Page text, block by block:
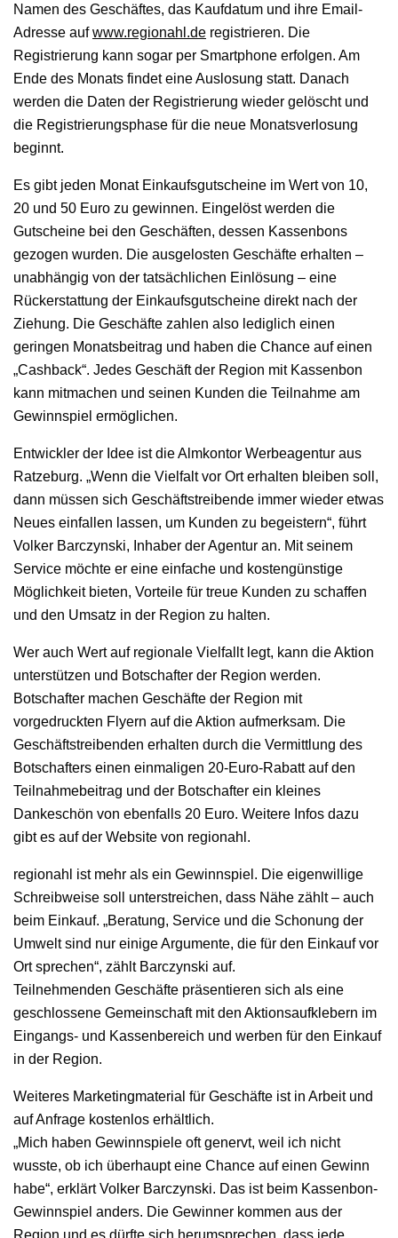
Namen des Geschäftes, das Kaufdatum und ihre Email-
Adresse aufwww.regionahl.de registrieren. Die
Registrierung kann sogar per Smartphone erfolgen. Am
Ende des Monats findet eine Auslosung statt. Danach
werden die Daten der Registrierung wieder gelöscht und
die Registrierungsphase für die neue Monatsverlosung
beginnt.
Es gibt jeden Monat Einkaufsgutscheine im Wert von 10,
20 und 50 Euro zu gewinnen. Eingelöst werden die
Gutscheine bei den Geschäften, dessen Kassenbons
gezogen wurden. Die ausgelosten Geschäfte erhalten –
unabhängig von der tatsächlichen Einlösung – eine
Rückerstattung der Einkaufsgutscheine direkt nach der
Ziehung. Die Geschäfte zahlen also lediglich einen
geringen Monatsbeitrag und haben die Chance auf einen
„Cashback“. Jedes Geschäft der Region mit Kassenbon
kann mitmachen und seinen Kunden die Teilnahme am
Gewinnspiel ermöglichen.
Entwickler der Idee ist die Almkontor Werbeagentur aus
Ratzeburg. „Wenn die Vielfalt vor Ort erhalten bleiben soll,
dann müssen sich Geschäftstreibende immer wieder etwas
Neues einfallen lassen, um Kunden zu begeistern“, führt
Volker Barczynski, Inhaber der Agentur an. Mit seinem
Service möchte er eine einfache und kostengünstige
Möglichkeit bieten, Vorteile für treue Kunden zu schaffen
und den Umsatz in der Region zu halten.
Wer auch Wert auf regionale Vielfallt legt, kann die Aktion
unterstützen und Botschafter der Region werden.
Botschafter machen Geschäfte der Region mit
vorgedruckten Flyern auf die Aktion aufmerksam. Die
Geschäftstreibenden erhalten durch die Vermittlung des
Botschafters einen einmaligen 20-Euro-Rabatt auf den
Teilnahmebeitrag und der Botschafter ein kleines
Dankeschön von ebenfalls 20 Euro. Weitere Infos dazu
gibt es auf der Website von regionahl.
regionahl ist mehr als ein Gewinnspiel. Die eigenwillige
Schreibweise soll unterstreichen, dass Nähe zählt – auch
beim Einkauf. „Beratung, Service und die Schonung der
Umwelt sind nur einige Argumente, die für den Einkauf vor
Ort sprechen“, zählt Barczynski auf.
Teilnehmenden Geschäfte präsentieren sich als eine
geschlossene Gemeinschaft mit den Aktionsaufklebern im
Eingangs- und Kassenbereich und werben für den Einkauf
in der Region.
Weiteres Marketingmaterial für Geschäfte ist in Arbeit und
auf Anfrage kostenlos erhältlich.
„Mich haben Gewinnspiele oft genervt, weil ich nicht
wusste, ob ich überhaupt eine Chance auf einen Gewinn
habe“, erklärt Volker Barczynski. Das ist beim Kassenbon-
Gewinnspiel anders. Die Gewinner kommen aus der
Region und es dürfte sich herumsprechen, dass jede